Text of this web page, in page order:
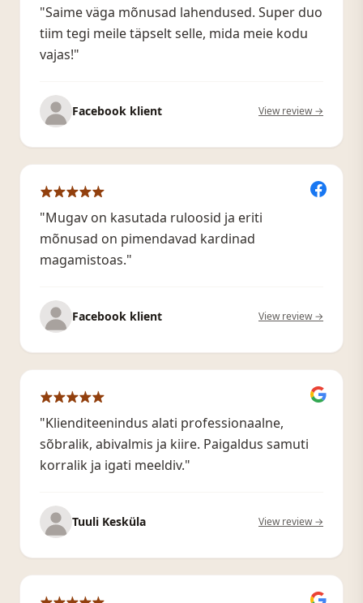
"Saime väga mõnusad lahendused. Super duo
tiim tegi meile täpselt selle, mida meie kodu
vajas!"
Facebook klient View review →
"Mugav on kasutada ruloosid ja eriti
mõnusad on pimendavad kardinad
magamistoas."
Facebook klient View review →
"Klienditeenindus alati professionaalne,
sõbralik, abivalmis ja kiire. Paigaldus samuti
korralik ja igati meeldiv."
Tuuli Kesküla View review →